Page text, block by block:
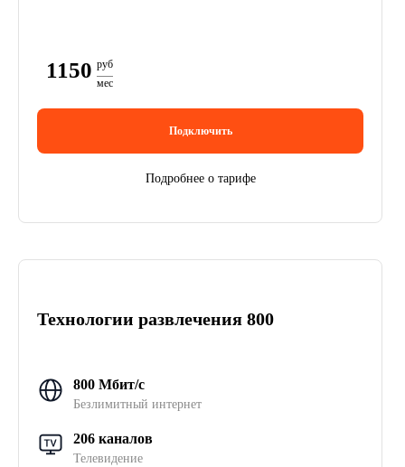
1150 руб
мес
Подключить
Подробнее о тарифе
Технологии развлечения 800
800 Мбит/с
Безлимитный интернет
206 каналов
Телевидение